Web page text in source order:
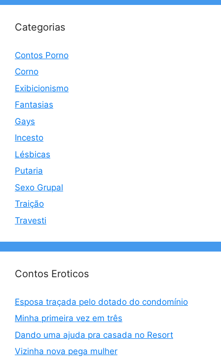
Categorias
Contos Porno
Corno
Exibicionismo
Fantasias
Gays
Incesto
Lésbicas
Putaria
Sexo Grupal
Traição
Travesti
Contos Eroticos
Esposa traçada pelo dotado do condomínio
Minha primeira vez em três
Dando uma ajuda pra casada no Resort
Vizinha nova pega mulher